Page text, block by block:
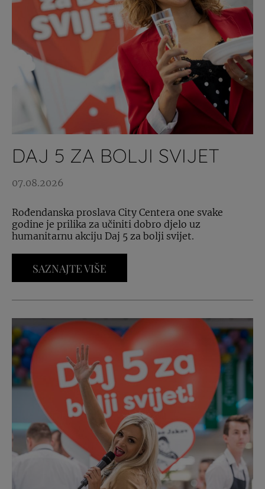
DAJ 5 ZA BOLJI SVIJET
07.08.2026
Rođendanska proslava City Centera one svake
godine je prilika za učiniti dobro djelo uz
humanitarnu akciju Daj 5 za bolji svijet.
SAZNAJTE VIŠE